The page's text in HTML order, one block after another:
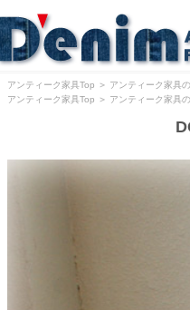
アンティーク家具Top ＞ アンティーク家具
アンティーク家具Top ＞ アンティーク家具